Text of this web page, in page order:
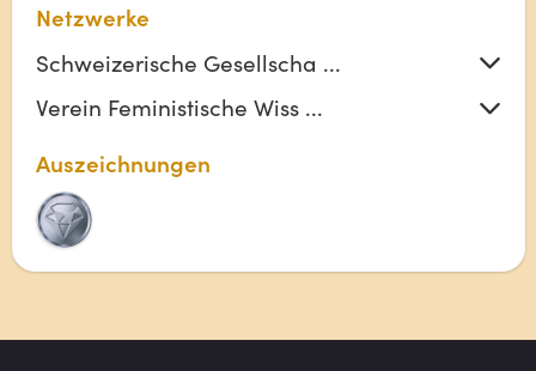
Netzwerke
Schweizerische Gesellscha ...
Verein Feministische Wiss ...
Auszeichnungen